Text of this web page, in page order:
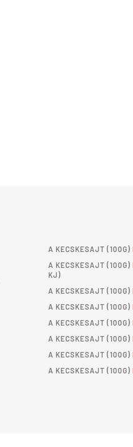
A KECSKESAJT (100G)
A KECSKESAJT (100G)
KJ)
A KECSKESAJT (100G)
A KECSKESAJT (100G)
A KECSKESAJT (100G)
A KECSKESAJT (100G)
A KECSKESAJT (100G)
A KECSKESAJT (100G)